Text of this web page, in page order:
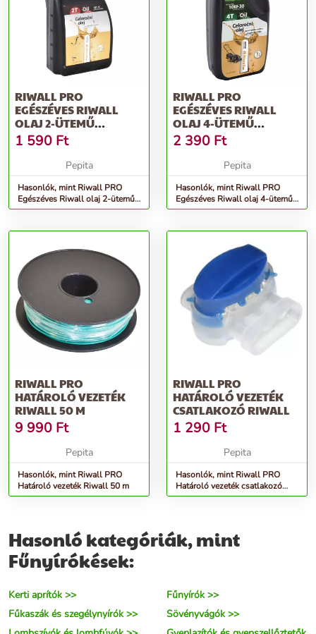
RIWALL PRO
EGÉSZÉVES RIWALL
OLAJ 2-ÜTEMŰ
MOTOROKBA (0.5L)
1 590 Ft
Pepita
Hasonlók, mint Riwall PRO
Egészéves Riwall olaj 2-ütemű
motorokba (0.5l)
RIWALL PRO
EGÉSZÉVES RIWALL
OLAJ 4-ÜTEMŰ
MOTOROKBA (1 L,
SAE10W-30)
2 390 Ft
Pepita
Hasonlók, mint Riwall PRO
Egészéves Riwall olaj 4-ütemű
motorokba (1 l, SAE10W-30)
RIWALL PRO
HATÁROLÓ VEZETÉK
RIWALL 50 M
9 990 Ft
Pepita
Hasonlók, mint Riwall PRO
Határoló vezeték Riwall 50 m
RIWALL PRO
HATÁROLÓ VEZETÉK
CSATLAKOZÓ RIWALL
1 290 Ft
Pepita
Hasonlók, mint Riwall PRO
Határoló vezeték csatlakozó
Riwall
Hasonló kategóriák, mint
Fűnyírókések:
Kerti aprítók >>
Fűnyírók >>
Fűkaszák és szegélynyírók >>
Sövényvágók >>